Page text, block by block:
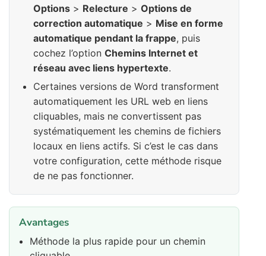
Options > Relecture > Options de
correction automatique > Mise en forme
automatique pendant la frappe, puis
cochez l’option Chemins Internet et
réseau avec liens hypertexte.
Certaines versions de Word transforment
automatiquement les URL web en liens
cliquables, mais ne convertissent pas
systématiquement les chemins de fichiers
locaux en liens actifs. Si c’est le cas dans
votre configuration, cette méthode risque
de ne pas fonctionner.
Avantages
Méthode la plus rapide pour un chemin